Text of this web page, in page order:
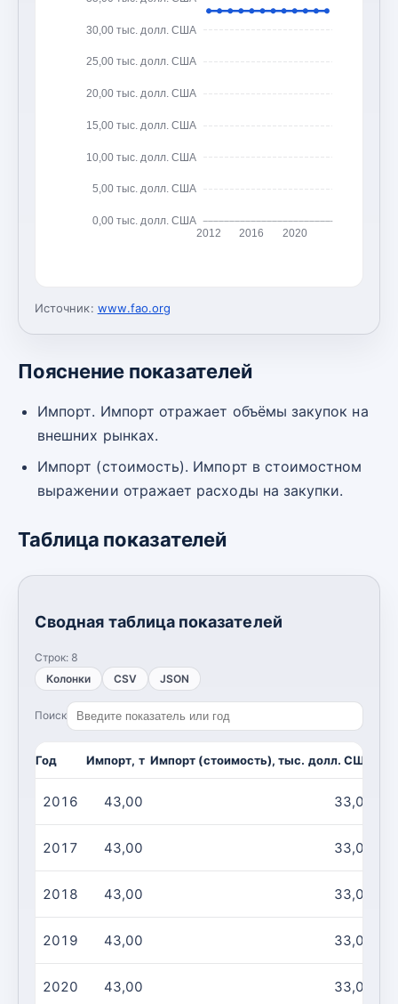
0,00 тыс. долл. США
5,00 тыс. долл. США
10,00 тыс. долл. США
15,00 тыс. долл. США
20,00 тыс. долл. США
25,00 тыс. долл. США
30,00 тыс. долл. США
2012 2016 2020
Источник: www.fao.org
Пояснение показателей
Импорт. Импорт отражает объёмы закупок на
внешних рынках.
Импорт (стоимость). Импорт в стоимостном
выражении отражает расходы на закупки.
Таблица показателей
Сводная таблица показателей
Строк: 8
Колонки
CSV JSON
Поиск
Год Импорт, т Импорт (стоимость), тыс. долл. США
2016 43,00 33,00
2017 43,00 33,00
2018 43,00 33,00
2019 43,00 33,00
2020 43,00 33,00